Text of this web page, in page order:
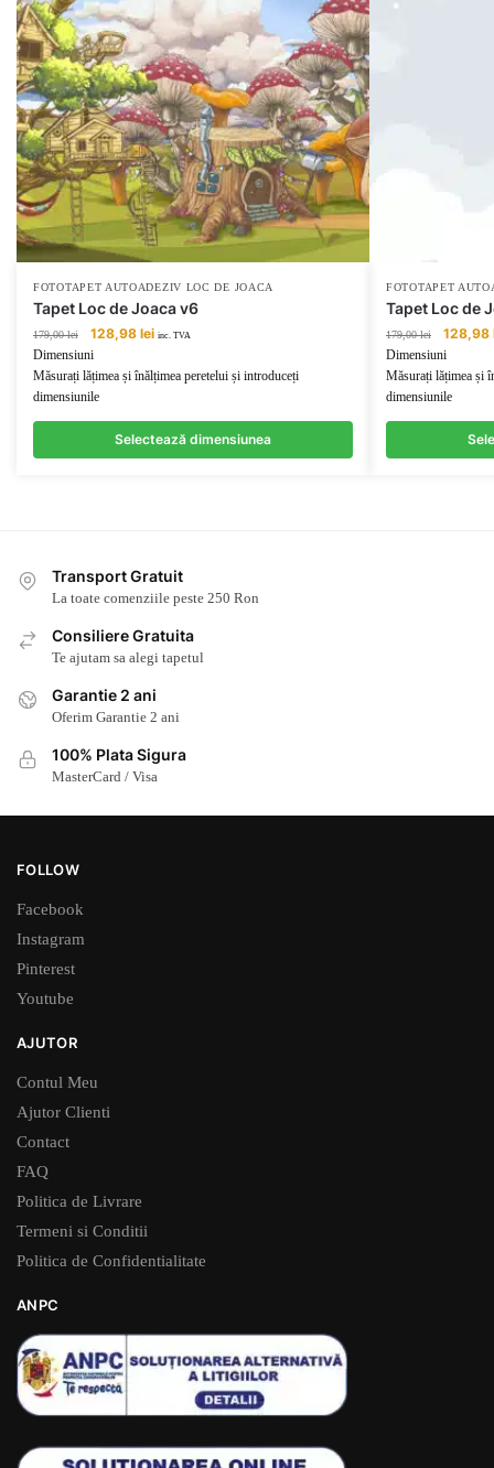
FOTOTAPET AUTOADEZIV LOC DE JOACA
Tapet Loc de Joaca v6
179,00lei
Prețul
inițial
a
fost:
128,98 leiPrețul
este:
inc. TVA
Dimensiuni
Măsurați lățimea și înălțimea peretelui și introduceți
dimensiunile
Selectează dimensiunea
FOTOTAPET
Tapet Loc de
179,00lei
Prețul
inițial
a
fost:
128,98
Dimensiuni
Măsurați lățimea și
dimensiunile
Transport Gratuit
La toate comenziile peste 250 Ron
Consiliere Gratuita
Te ajutam sa alegi tapetul
Garantie 2 ani
Oferim Garantie 2 ani
100% Plata Sigura
MasterCard / Visa
FOLLOW
Facebook
Instagram
Pinterest
Youtube
AJUTOR
Contul Meu
Ajutor Clienti
Contact
FAQ
Politica de Livrare
Termeni si Conditii
Politica de Confidentialitate
ANPC